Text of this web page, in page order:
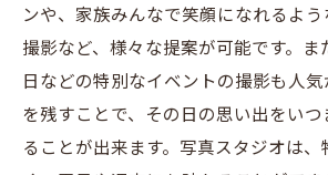
ンや、家族みんなで笑顔になれるよ
撮影など、様々な提案が可能です。ま
日などの特別なイベントの撮影も人
を残すことで、その日の思い出をい
ることが出来ます。写真スタジオは